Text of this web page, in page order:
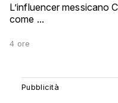
L’influencer messicano
come ...
4 ore